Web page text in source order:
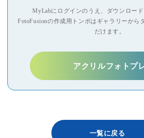
フォトグッズ カレンダー ボックス ウ
MyLabにログインのうえ、ダウンロード
FotoFusionの作成用トンボはギャラリーから
だけます。
アクリルフォトプ
一覧に戻る